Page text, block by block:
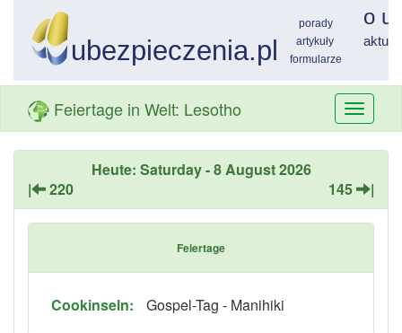
Feiertage in Welt: Lesotho
Heute: Saturday - 8 August 2026
|
220 145 |
Feiertage
Cookinseln: Gospel-Tag - Manihiki